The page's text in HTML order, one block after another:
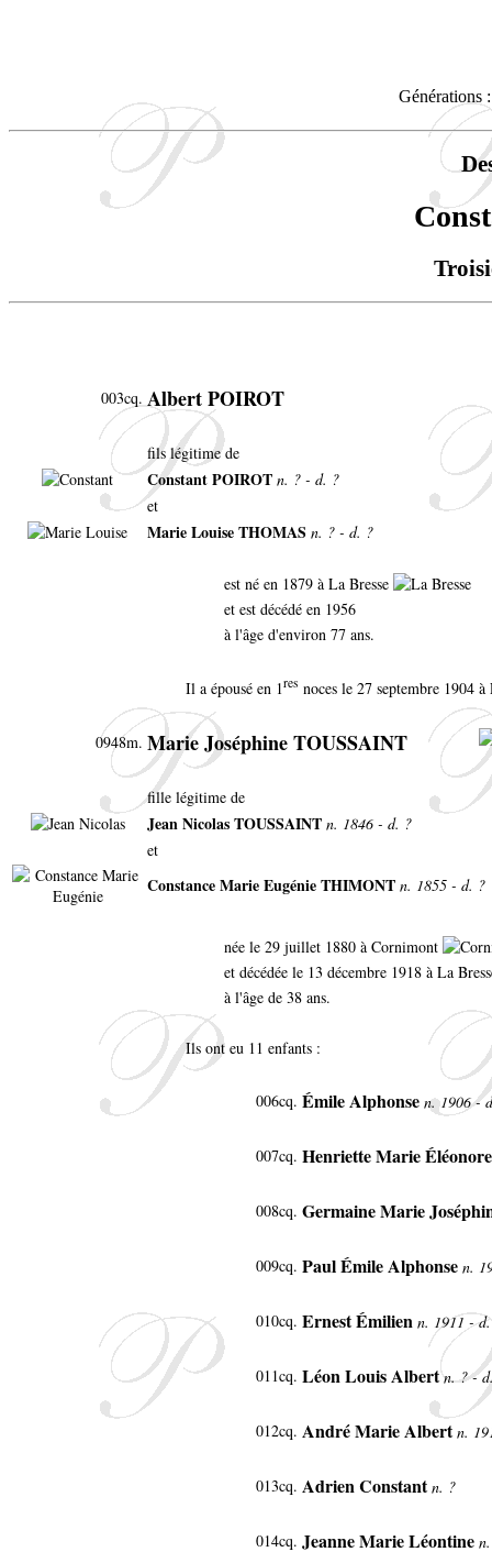
Générations :
003cq. Albert POIROT
fils légitime de
Constant POIROT n. ? - d. ?
et
Marie Louise THOMAS n. ? - d. ?
est né en 1879 à La Bresse
et est décédé en 1956
à l'âge d'environ 77 ans.
Il a épousé en 1res noces le 27 septembre 1904 à
0948m. Marie Joséphine TOUSSAINT
fille légitime de
Jean Nicolas TOUSSAINT n. 1846 - d. ?
et
Constance Marie Eugénie THIMONT n. 1855 - d. ?
née le 29 juillet 1880 à Cornimont
et décédée le 13 décembre 1918 à La
à l'âge de 38 ans.
Ils ont eu 11 enfants :
006cq. Émile Alphonse n. 1906 -
007cq. Henriette Marie
008cq. Germaine Marie
009cq. Paul Émile Alphonse n.
010cq. Ernest Émilien n. 1911 -
011cq. Léon Louis Albertn. ? -
012cq. André Marie Albertn.
013cq. Adrien Constantn. ?
014cq. Jeanne Marie Léontine